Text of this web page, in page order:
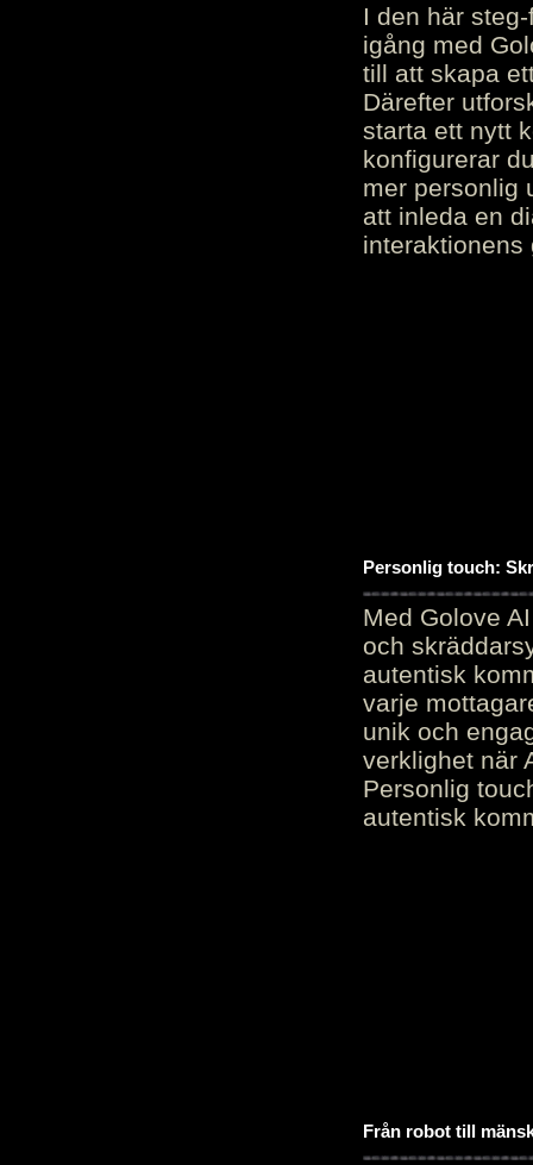
I den här
igång med
till att skapa
Därefter
starta ett nytt
konfigurerar
mer personlig
att inleda en
interaktionens
Personlig touch:
Med Golove
och
autentisk
varje
unik och
verklighet när
Personlig
autentisk
Från robot till